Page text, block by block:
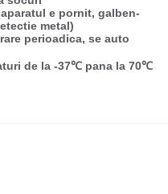
e pornit, galben-
metal)
perioadica, se auto
de la -37℃ pana la 70℃